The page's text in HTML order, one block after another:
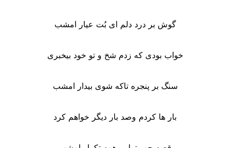
گوش بر درد دلم ای بُت عیار امشب
خواب بودی که زدم شخ و تو خود بیخبری
سنگ بر پنجره تاکه شوی بیدار امشب
بار ها کردم وصد بار دیگر خواهم کرد